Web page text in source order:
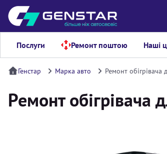
Послуги Ремонт поштою Наші
Генстар Марка авто Ремонт обігрівача
Ремонт обігрівача